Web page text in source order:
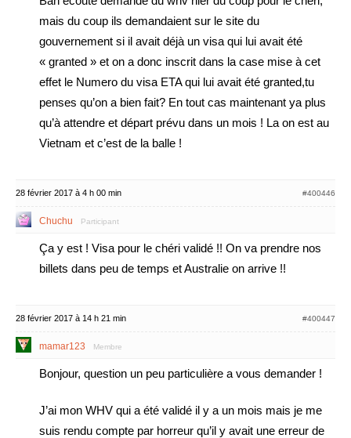
mais du coup ils demandaient sur le site du
gouvernement si il avait déjà un visa qui lui avait été
« granted » et on a donc inscrit dans la case mise à cet
effet le Numero du visa ETA qui lui avait été granted,tu
penses qu’on a bien fait? En tout cas maintenant ya plus
qu’à attendre et départ prévu dans un mois ! La on est au
Vietnam et c’est de la balle !
28 février 2017 à 4 h 00 min #400446
Chuchu Participant
Ça y est ! Visa pour le chéri validé !! On va prendre nos
billets dans peu de temps et Australie on arrive !!
28 février 2017 à 14 h 21 min #400447
mamar123 Membre
Bonjour, question un peu particulière a vous demander !
J’ai mon WHV qui a été validé il y a un mois mais je me
suis rendu compte par horreur qu’il y avait une erreur de